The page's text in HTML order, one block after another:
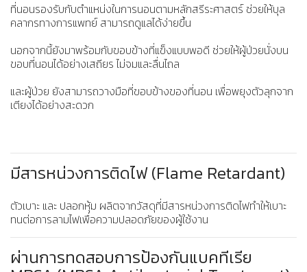
ที่นอนรองรับกับตำแหน่งในการนอนตามหลักสรีระศาสตร์ ช่วยให้บุล
คลากรทางการแพทย์ สามารถดูแลได้ง่ายขึ้น
นอกจากนี้ยังมาพร้อมกับขอบข้างที่แข็งแบบพอดี ช่วยให้ผู้ป่วยนั่งบน
ขอบที่นอนได้อย่างเสถียร ไม่จมและลื่นไถล
และผู้ป่วย ยังสามารถวางมือที่ขอบข้างของที่นอน เพื่อพยุงตัวลุกจาก
เตียงได้อย่างสะดวก
มีสารหน่วงการติดไฟ (Flame Retardant)
ตัวเบาะ และ ปลอกหุ้ม ผลิตจากวัสดุที่มีสารหน่วงการติดไฟทำให้เบาะ
ทนต่อการลามไฟเพื่อความปลอดภัยของผู้ใช้งาน
ผ่านการทดสอบการป้องกันแบคทีเรีย